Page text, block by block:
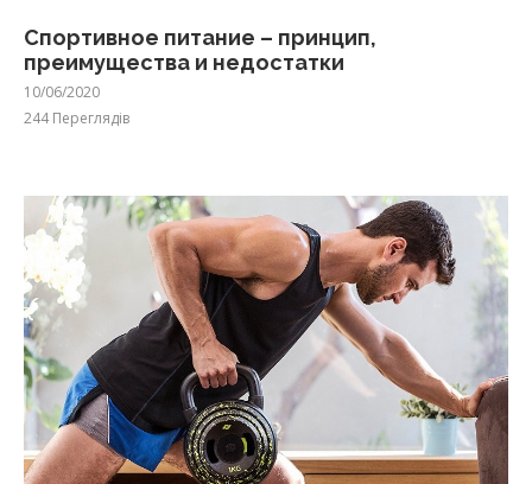
Спортивное питание – принцип,
преимущества и недостатки
10/06/2020
244Переглядів